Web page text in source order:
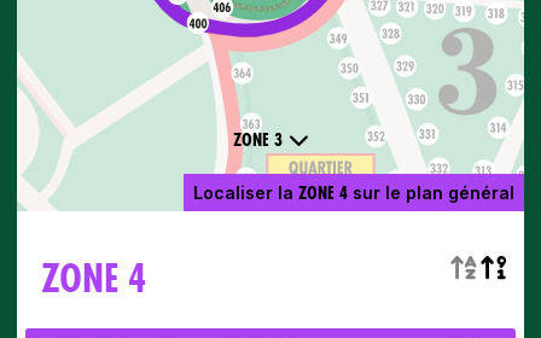
Localiser la ZONE 4sur le plan général
ZONE 3
ZONE 4